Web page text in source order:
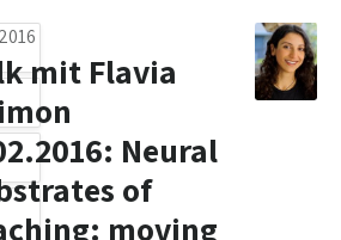
mit Flavia
Neural
of
moving